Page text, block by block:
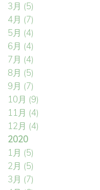
3月 (5)
4月 (7)
5月 (4)
6月 (4)
7月 (4)
8月 (5)
9月 (7)
10月 (9)
11月 (4)
12月 (4)
2020
1月 (5)
2月 (5)
3月 (7)